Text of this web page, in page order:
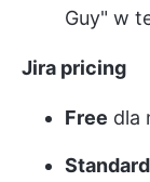
Guy" w
Jira pricing
Free dla
Standard